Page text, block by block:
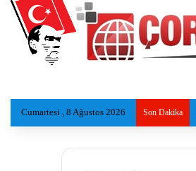
Cumartesi , 8 Ağustos 2026 Son Dakika